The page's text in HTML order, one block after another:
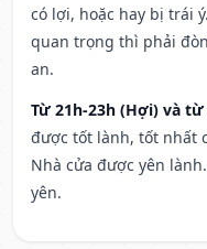
có lợi, hoặc hay bị trái
quan trọng thì phải
an.
Từ 21h-23h (Hợi) và từ
được tốt lành, tốt nhất
Nhà cửa được yên
yên.